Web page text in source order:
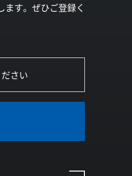
ます。ぜひご登録く